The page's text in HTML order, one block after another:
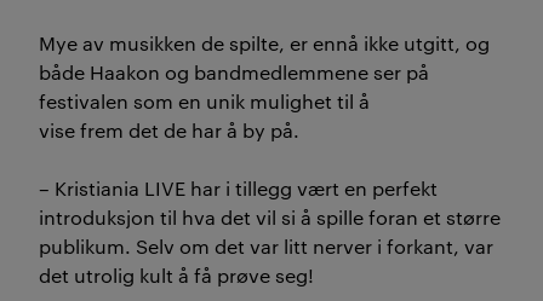
Mye av musikken de spilte, er ennå ikke utgitt, og
både Haakon og bandmedlemmene ser på
festivalen som en unik mulighet til å
vise frem det de har å by på.
– Kristiania LIVE har i tillegg vært en perfekt
introduksjon til hva det vil si å spille foran et større
publikum. Selv om det var litt nerver i forkant, var
det utrolig kult å få prøve seg!